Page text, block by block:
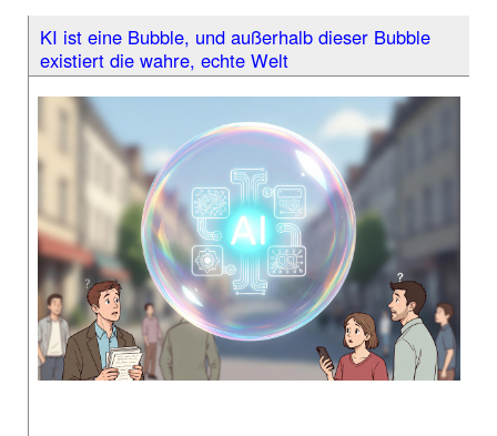
KI ist eine Bubble, und außerhalb dieser Bubble
existiert die wahre, echte Welt